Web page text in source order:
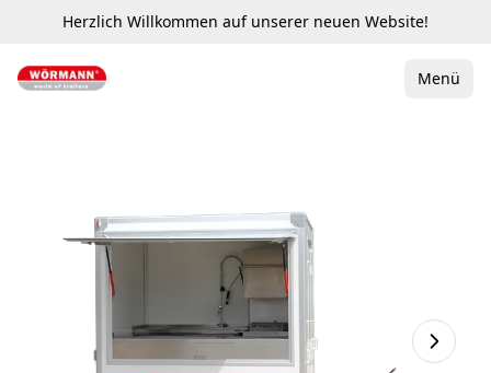
Herzlich Willkommen auf unserer neuen Website!
Menü